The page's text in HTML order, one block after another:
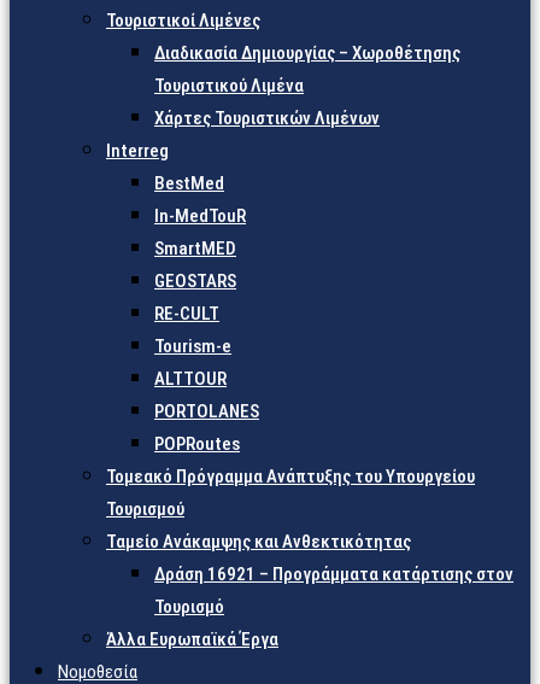
Τουριστικοί Λιμένες
Διαδικασία Δημιουργίας – Χωροθέτησης
Τουριστικού Λιμένα
Χάρτες Τουριστικών Λιμένων
Interreg
BestMed
In-MedTouR
SmartMED
GEOSTARS
RE-CULT
Tourism-e
ALTTOUR
PORTOLANES
POPRoutes
Τομεακό Πρόγραμμα Ανάπτυξης του Υπουργείου
Τουρισμού
Ταμείο Ανάκαμψης και Ανθεκτικότητας
Δράση 16921 – Προγράμματα κατάρτισης στον
Τουρισμό
Άλλα Ευρωπαϊκά Έργα
Νομοθεσία